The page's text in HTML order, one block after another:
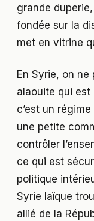
grande
fondée sur la
met en vitrine
En Syrie, on ne
alaouite qui
c’est un
une petite
contrôler
ce qui est
politique
Syrie laïque
allié de la